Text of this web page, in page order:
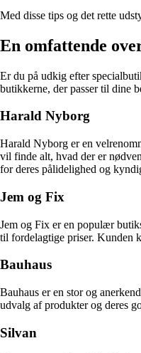
Med disse tips og det rette
En omfattende
Er du på udkig efter
butikkerne, der passer til dine
Harald Nyborg
Harald Nyborg er en
vil finde alt, hvad der er
for deres pålidelighed og
Jem og Fix
Jem og Fix er en populær
til fordelagtige priser. Kunden
Bauhaus
Bauhaus er en stor og
udvalg af produkter og deres
Silvan